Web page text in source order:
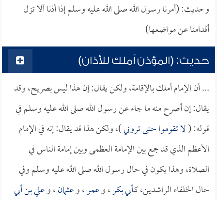
وحديث: (أمرنا رسول الله صلى الله عليه وسلم إذا أذنا ألا تزل
أقدامنا عن مواضعها)
حديث: (المؤذن أملك للأذان)
... أن الإمام أملك بالإقامة، ولكن يقال: إن هذا ليس بصريح، وقد
يقال: إن أصرح منه ما جاء عن رسول الله صلى الله عليه وسلم في
قوله: (لا تقوموا حتى تروني)، ولكن هذا قد يقال: إنه في الإمام
الأعظم الذي قد جمع بين الإمامة العظمى وبين إمامة الناس في
الصلاة، وهذا يكون في حال رسول الله صلى الله عليه وسلم وفي
حال الخلفاء الراشدين، كـأبي بكر، وعمر، وعثمان، وعلي بن أبي